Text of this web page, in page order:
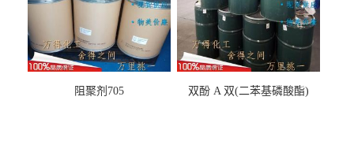
阻聚剂705 双酚 A 双(二苯基磷酸酯)